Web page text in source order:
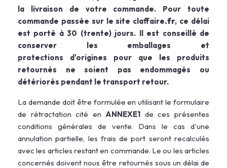
la livraison de votre commande. Pour toute
commande passée sur le site claffaire.fr, ce délai
est porté à 30 (trente) jours. Il est conseillé de
conserver les emballages et
protections d'origines pour que les produits
retournés ne soient pas endommagés ou
détériorés pendant le transport retour.
La demande doit être formulée en utilisant le formulaire
de rétractation cité enANNEXE1 de ces présentes
conditions générales de vente. Dans le cas d'une
annulation partielle, les frais de port seront recalculés
avec les articles restant en commande. Le ou les articles
concernés doivent nous être retournés sous un délai de